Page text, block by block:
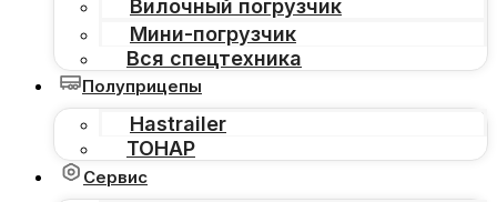
Вилочный погрузчик
Мини-погрузчик
Вся спецтехника
Полуприцепы
Hastrailer
ТОНАР
Сервис